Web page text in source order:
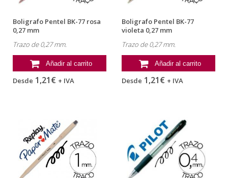
Boligrafo Pentel BK-77 rosa
0,27 mm
Trazo de 0,27 mm.
Añadir al carrito
Desde 1,21€ + IVA
Boligrafo Pentel BK-77
violeta 0,27 mm
Trazo de 0,27 mm.
Añadir al carrito
Desde 1,21€ + IVA